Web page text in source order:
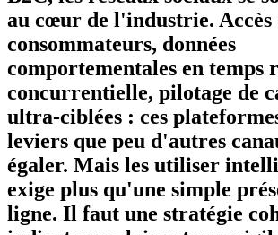
au cœur de l'industrie.
consommateurs, données
comportementales en temps
concurrentielle, pilotage de
ultra-ciblées : ces
leviers que peu d'autres
égaler. Mais les utiliser
exige plus qu'une simple
ligne. Il faut une stratégie